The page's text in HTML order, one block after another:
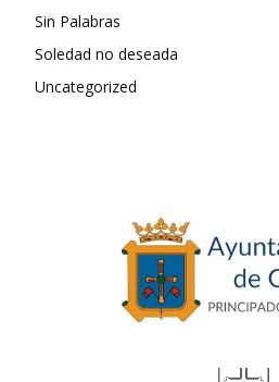
Sin Palabras
Soledad no deseada
Uncategorized